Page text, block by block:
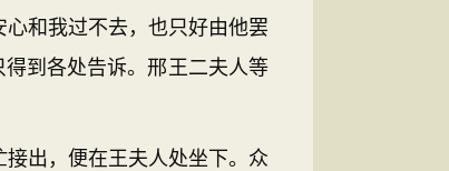
和我过不去，也只好由他罢
到各处告诉。邢王二夫人等
出，便在王夫人处坐下。众